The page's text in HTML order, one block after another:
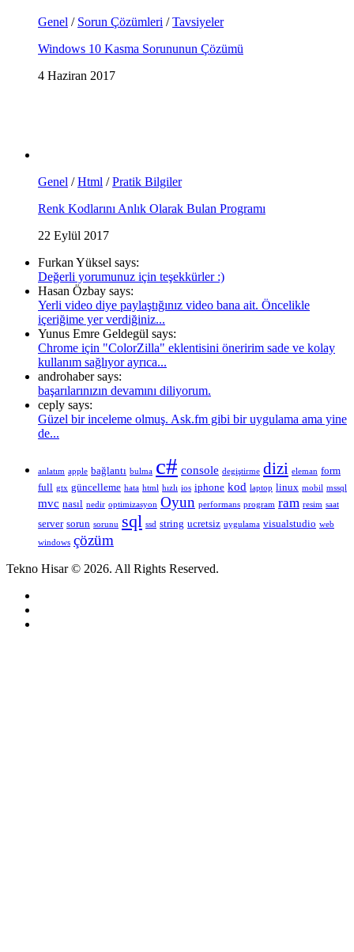
Genel / Sorun Çözümleri /Tavsiyeler
Windows 10 Kasma Sorununun Çözümü
4 Haziran 2017
Genel /Html /Pratik Bilgiler
Renk Kodlarını Anlık Olarak Bulan Programı
22 Eylül 2017
Furkan Yüksel says:
Değerli yorumunuz için teşekkürler :)
Hasan Özbay says:
Yerli video diye paylaştığınız video bana ait. Öncelikle
içeriğime yer verdiğiniz...
Yunus Emre Geldegül says:
Chrome için "ColorZilla" eklentisini öneririm sade ve kolay
kullanım sağlıyor ayrıca...
androhaber says:
başarılarınızın devamını diliyorum.
ceply says:
Güzel bir inceleme olmuş. Ask.fm gibi bir uygulama ama yine
de...
anlatım apple bağlantı bulma c# console degiştirme dizi eleman form
full gtx güncelleme hata html hızlı ios iphone kod laptop linux mobil mssql
mvc nasıl nedir optimizasyon Oyun performans program ram resim saat
server sorun sorunu sql ssd string ucretsiz uygulama visualstudio web
windows çözüm
Tekno Hisar © 2026. All Rights Reserved.